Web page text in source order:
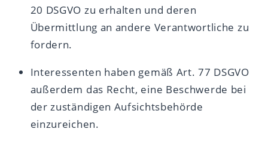
20 DSGVO zu erhalten und deren
Übermittlung an andere Verantwortliche zu
fordern.
Interessenten haben gemäß Art. 77 DSGVO
außerdem das Recht, eine Beschwerde bei
der zuständigen Aufsichtsbehörde
einzureichen.